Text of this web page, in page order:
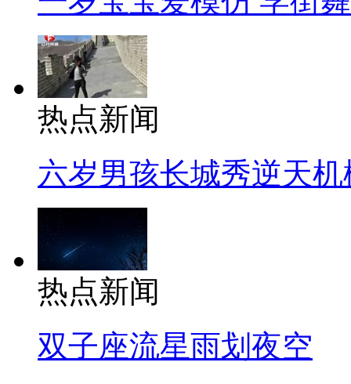
热点新闻
六岁男孩长城秀逆天机
热点新闻
双子座流星雨划夜空